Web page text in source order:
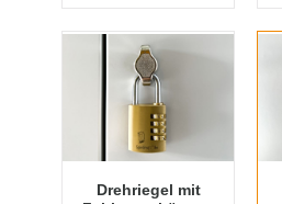
Drehriegel mit